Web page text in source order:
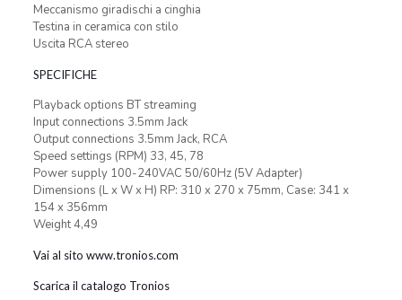
Meccanismo giradischi a cinghia
Testina in ceramica con stilo
Uscita RCA stereo
SPECIFICHE
Playback options BT streaming
Input connections 3.5mm Jack
Output connections 3.5mm Jack, RCA
Speed settings (RPM) 33, 45, 78
Power supply 100-240VAC 50/60Hz (5V Adapter)
Dimensions (L x W x H) RP: 310 x 270 x 75mm, Case: 341 x
154 x 356mm
Weight 4,49
Vai al sito www.tronios.com
Scarica il catalogo Tronios